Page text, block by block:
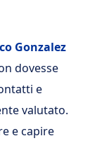
Gonzalez
dovesse
e
valutato.
e capire